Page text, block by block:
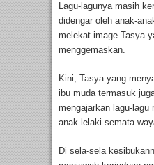
Lagu-lagunya masih
didengar oleh anak-
melekat image Tasya
menggemaskan.
Kini, Tasya yang
ibu muda termasuk
mengajarkan lagu-
anak lelaki semata
Di sela-sela